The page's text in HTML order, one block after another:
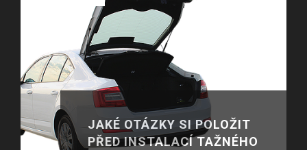
JAKÉ OTÁZKY SI POLOŽIT
PŘED INSTALACÍ TAŽNÉHO